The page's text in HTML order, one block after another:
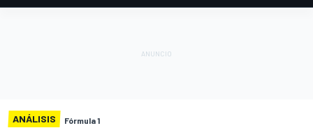
ANÁLISIS Fórmula 1